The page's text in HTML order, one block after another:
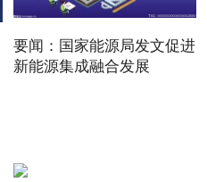
要闻：国家能源局发文促进
新能源集成融合发展